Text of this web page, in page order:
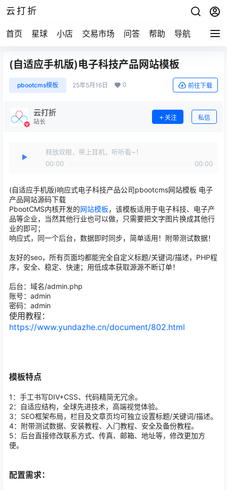
云打折
首页 星球 小店 交易市场 问答 帮助 导航 快报
(自适应手机版)电子科技产品网站模板
pbootcms模板 25年5月16日 0 前往下载
云打折
站长
关注 私信
释放双眼，带上耳机，听听看~！
00:00
00:00
(自适应手机版)响应式电子科技产品公司pbootcms网站模板 电子
产品网站源码下载
PbootCMS内核开发的网站模板，该模板适用于电子科技、电子产
品等企业，当然其他行业也可以做，只需要把文字图片换成其他行
业的即可；
响应式，同一个后台，数据即时同步，简单适用！附带测试数据！
友好的seo，所有页面均都能完全自定义标题/关键词/描述，PHP程
序，安全、稳定、快速；用低成本获取源源不断订单！
后台：域名/admin.php
账号：admin
密码：admin
使用教程：
https://www.yundazhe.cn/document/802.html
模板特点
1：手工书写DIV+CSS、代码精简无冗余。
2：自适应结构，全球先进技术，高端视觉体验。
3：SEO框架布局，栏目及文章页均可独立设置标题/关键词/描述。
4：附带测试数据、安装教程、入门教程、安全及备份教程。
5：后台直接修改联系方式、传真、邮箱、地址等，修改更加方
便。
配置需求：